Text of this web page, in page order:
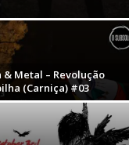
Metal – Revolução
(Carniça) #03